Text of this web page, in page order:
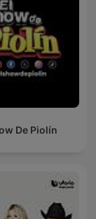
De Piolín